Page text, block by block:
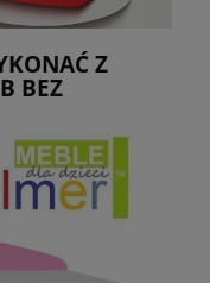
Z
BEZ